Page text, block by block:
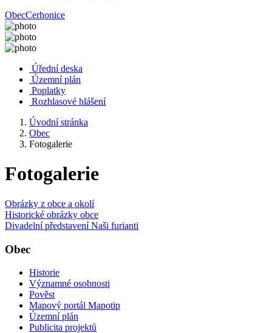
ObecCerhonice
Úřední deska
Územní plán
Poplatky
Rozhlasové hlášení
Úvodní stránka
Obec
Fotogalerie
Fotogalerie
Obrázky z obce a okolí
Historické obrázky obce
Divadelní představení Naši furianti
Obec
Historie
Významné osobnosti
Pověst
Mapový portál Mapotip
Územní plán
Publicita projektů